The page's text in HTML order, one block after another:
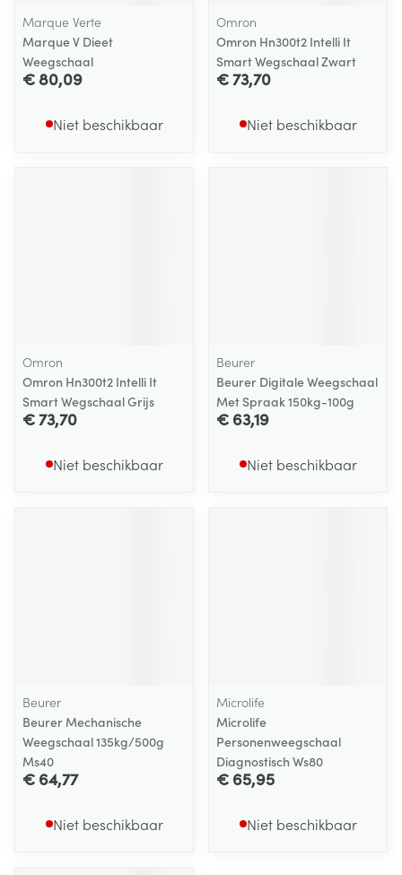
Marque Verte
Marque V Dieet
Weegschaal
€ 80,09
Niet beschikbaar
Omron
Omron Hn300t2 Intelli It
Smart Wegschaal Zwart
€ 73,70
Niet beschikbaar
Omron
Omron Hn300t2 Intelli It
Smart Wegschaal Grijs
€ 73,70
Niet beschikbaar
Beurer
Beurer Digitale Weegschaal
Met Spraak 150kg-100g
€ 63,19
Niet beschikbaar
Beurer
Beurer Mechanische
Weegschaal 135kg/500g
Ms40
€ 64,77
Niet beschikbaar
Microlife
Microlife
Personenweegschaal
Diagnostisch Ws80
€ 65,95
Niet beschikbaar